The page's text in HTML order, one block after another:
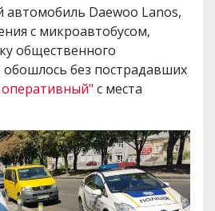
автомобиль Daewoo Lanos,
с микроавтобусом,
общественного
без пострадавших
с места